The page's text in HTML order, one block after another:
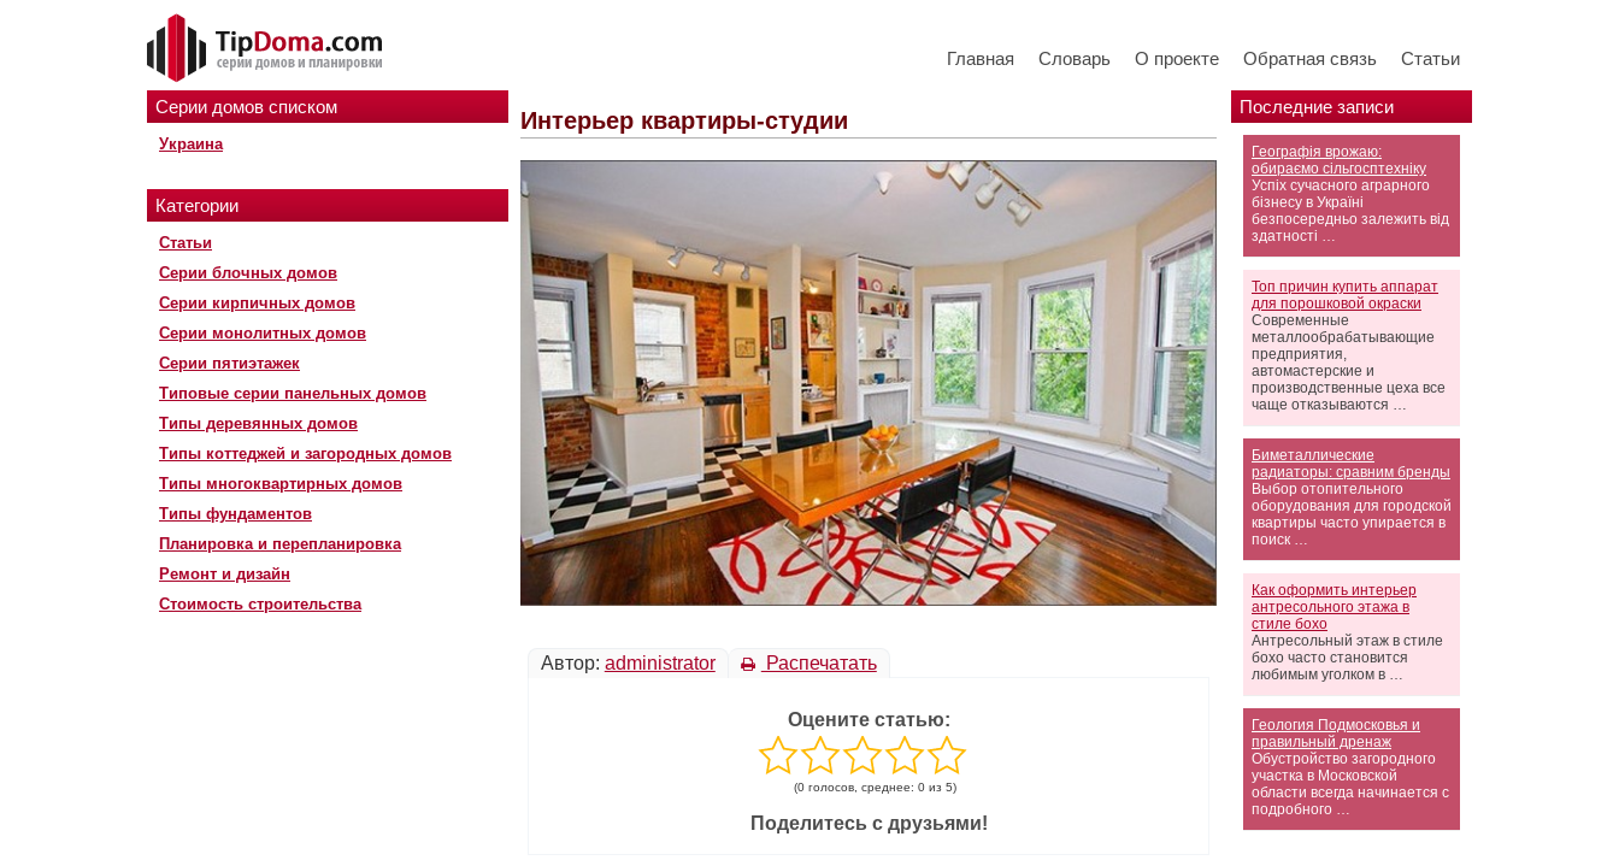
Главная Словарь О проекте Обратная связь Статьи
Серии домов списком
Украина
Категории
Статьи
Серии блочных домов
Серии кирпичных домов
Серии монолитных домов
Серии пятиэтажек
Типовые серии панельных домов
Типы деревянных домов
Типы коттеджей и загородных домов
Типы многоквартирных домов
Типы фундаментов
Планировка и перепланировка
Ремонт и дизайн
Стоимость строительства
Последние записи
Географія врожаю:
обираємо сільгосптехніку
Успіх сучасного аграрного
бізнесу в Україні
безпосередньо залежить від
здатності …
Топ причин купить аппарат
для порошковой окраски
Современные
металлообрабатывающие
предприятия,
автомастерские и
производственные цеха все
чаще отказываются …
Биметаллические
радиаторы: сравним бренды
Выбор отопительного
оборудования для городской
квартиры часто упирается в
поиск …
Как оформить интерьер
антресольного этажа в
стиле бохо
Антресольный этаж в стиле
бохо часто становится
любимым уголком в …
Геология Подмосковья и
правильный дренаж
Обустройство загородного
участка в Московской
области всегда начинается с
подробного …
Интерьер квартиры-студии
Автор: administrator Распечатать
Оцените статью:
(0 голосов, среднее: 0 из 5)
Поделитесь с друзьями!